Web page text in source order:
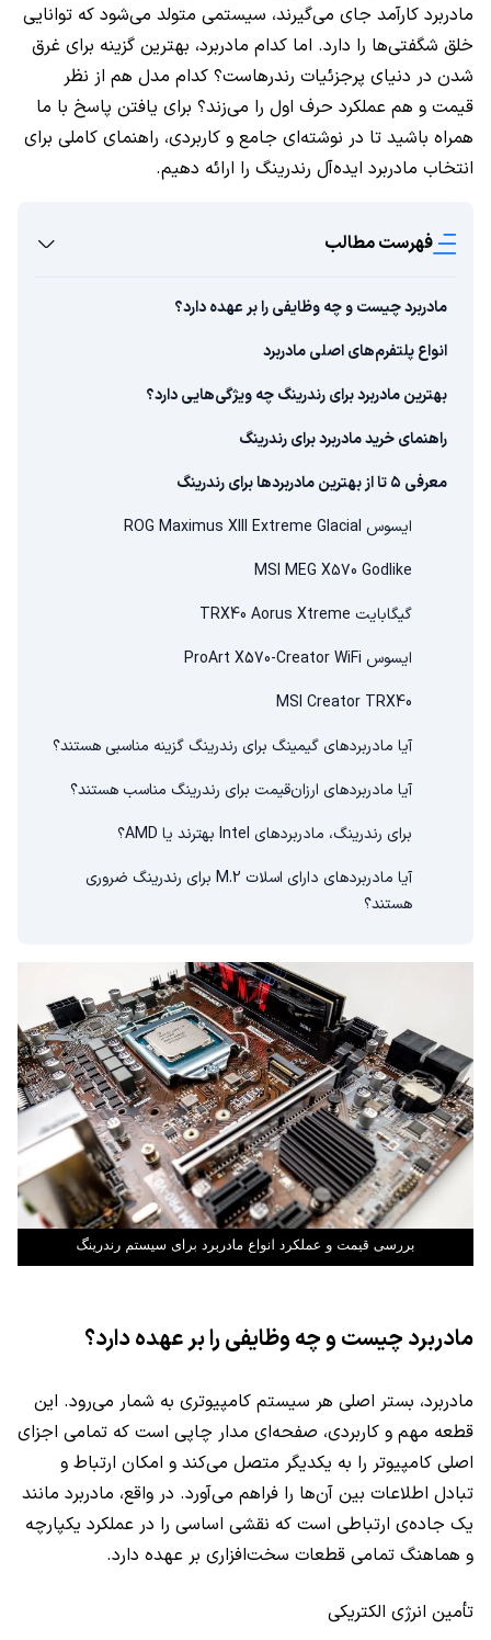
مادربرد کارآمد جای می‌گیرند، سیستمی متولد می‌شود که توانایی
خلق شگفتی‌ها را دارد. اما کدام مادربرد، بهترین گزینه برای غرق
شدن در دنیای پرجزئیات رندرهاست؟ کدام مدل هم از نظر
قیمت و هم عملکرد حرف اول را می‌زند؟ برای یافتن پاسخ با ما
همراه باشید تا در نوشته‌ای جامع و کاربردی، راهنمای کاملی برای
انتخاب مادربرد ایده‌آل رندرینگ را ارائه دهیم.
فهرست مطالب
مادربرد چیست و چه وظایفی را بر عهده دارد؟
انواع پلتفرم‌های اصلی مادربرد
بهترین مادربرد برای رندرینگ چه ویژگی‌هایی دارد؟
راهنمای خرید مادربرد برای رندرینگ
معرفی ۵ تا از بهترین مادربردها برای رندرینگ
ایسوس ROG Maximus XIII Extreme Glacial
MSI MEG X570 Godlike
گیگابایت TRX40 Aorus Xtreme
ایسوس ProArt X570-Creator WiFi
MSI Creator TRX40
آیا مادربردهای گیمینگ برای رندرینگ گزینه مناسبی هستند؟
آیا مادربردهای ارزان‌قیمت برای رندرینگ مناسب هستند؟
برای رندرینگ، مادربردهای Intel بهترند یا AMD؟
آیا مادربردهای دارای اسلات M.2 برای رندرینگ ضروری
هستند؟
مادربرد چیست و چه وظایفی را بر عهده دارد؟
مادربرد، بستر اصلی هر سیستم کامپیوتری به شمار می‌رود. این
قطعه مهم و کاربردی، صفحه‌ای مدار چاپی است که تمامی اجزای
اصلی کامپیوتر را به یکدیگر متصل می‌کند و امکان ارتباط و
تبادل اطلاعات بین آن‌ها را فراهم می‌آورد. در واقع، مادربرد مانند
یک جاده‌ی ارتباطی است که نقشی اساسی را در عملکرد یکپارچه
و هماهنگ تمامی قطعات سخت‌افزاری بر عهده دارد.
تأمین انرژی الکتریکی